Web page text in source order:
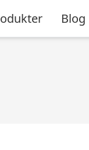
Blog